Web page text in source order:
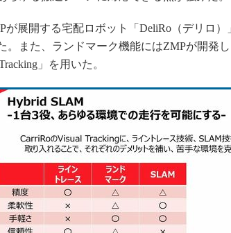
展開する宅配ロボット「DeliRo（デリロ
。また、ランドマーク機能にはZMPが開発
」を用いた。